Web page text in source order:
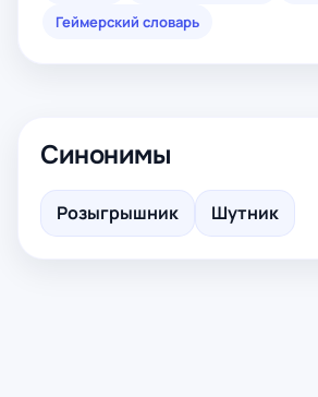
Геймерский словарь
Синонимы
Розыгрышник Шутник